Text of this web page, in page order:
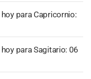
para Capricornio:
para Sagitario: 06